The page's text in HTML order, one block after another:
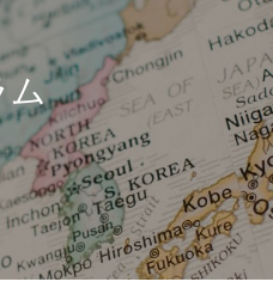
ム
イ
ト
ル
サ
イ
ト
メ
ニ
ュ
ー